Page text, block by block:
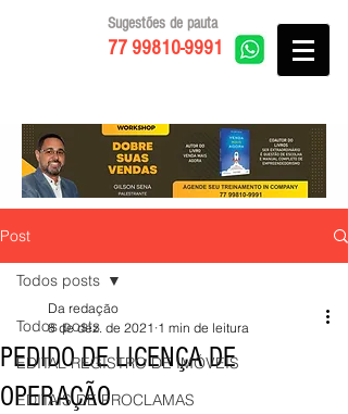
77 99810-9991
Sugestões de pauta
Post
Todos posts
EDITAL REGISTRO DE IMÓVEIS
EDITAIS DE PROCLAMAS
Todos posts
PEDIDO DE LICENÇA DE
OPERAÇÃO
Da redação
8 de dez. de 2021 1 min de leitura